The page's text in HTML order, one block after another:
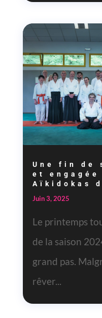
Une fin de
et
Aïkidokas
Juin 3, 2025
Le printemps
de la saison
grand pas.
rêver...